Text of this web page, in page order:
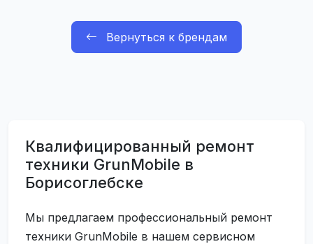
Вернуться к брендам
Квалифицированный ремонт
техники GrunMobile в
Борисоглебске
Мы предлагаем профессиональный ремонт
техники GrunMobile в нашем сервисном